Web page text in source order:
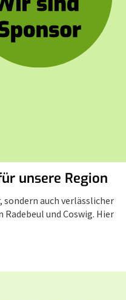
unsere Region
auch verlässlicher
und Coswig. Hier